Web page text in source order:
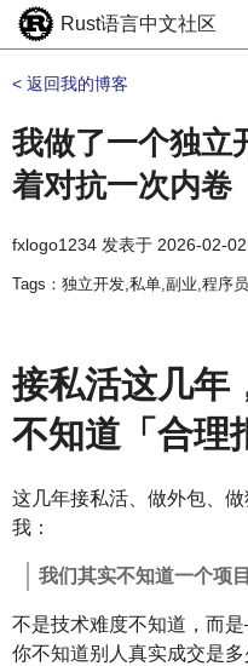
Rust语言中文社区
< 返回我的博客
我做了一个独立
着对抗一次内卷
fxlogo1234 发表于 2026-02-
Tags：独立开发,私单,副业,程序员
接私活这几年
不知道「合理
这几年接私活、做外包、
我：
我们其实不知道一个项
不是技术难度不知道，而
你不知道别人真实成交是